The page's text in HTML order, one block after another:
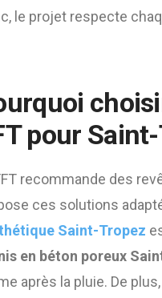
le projet respecte
pour
recommande des
ces solutions
Saint-Tropez
en béton poreux
après la pluie. De plus,